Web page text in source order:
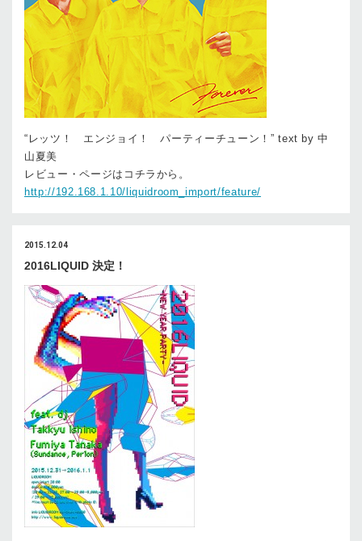
“レッツ！ エンジョイ！ パーティーチューン！” text by 中
山夏美
レビュー・ページはコチラから。
http://192.168.1.10/liquidroom_import/feature/
2015.12.04
2016LIQUID 決定！